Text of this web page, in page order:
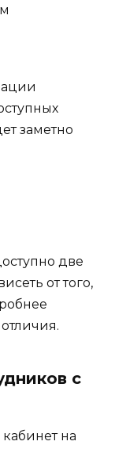
заметно
две
от того,
с
на